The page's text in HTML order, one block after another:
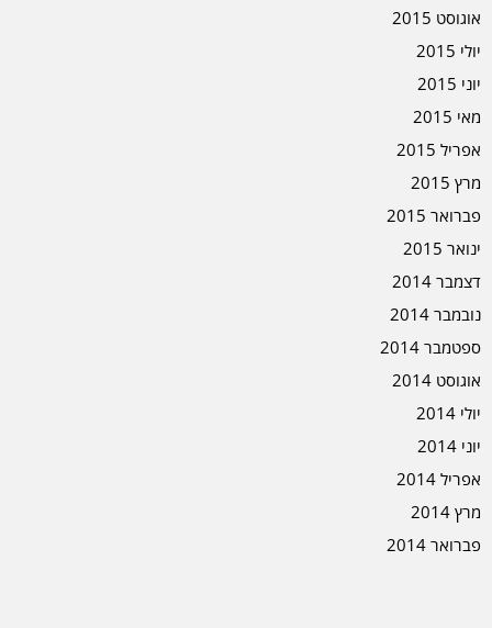
אוגוסט 2015
יולי 2015
יוני 2015
מאי 2015
אפריל 2015
מרץ 2015
פברואר 2015
ינואר 2015
דצמבר 2014
נובמבר 2014
ספטמבר 2014
אוגוסט 2014
יולי 2014
יוני 2014
אפריל 2014
מרץ 2014
פברואר 2014